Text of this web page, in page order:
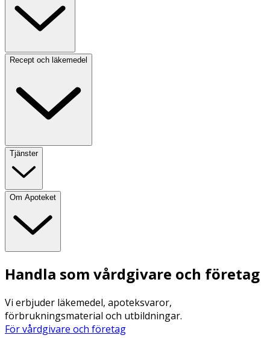
Recept och läkemedel
Tjänster
Om Apoteket
Handla som vårdgivare och företag
Vi erbjuder läkemedel, apoteksvaror,
förbrukningsmaterial och utbildningar.
För vårdgivare och företag